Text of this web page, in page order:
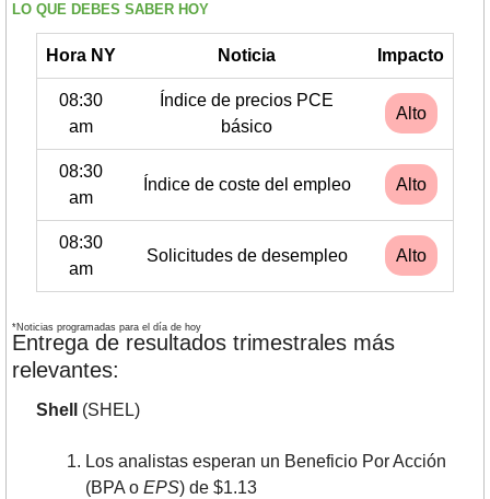
LO QUE DEBES SABER HOY
Hora NY Noticia Impacto
08:30
am
Índice de precios PCE
básico
Alto
08:30
am
Índice de coste del empleo Alto
08:30
am
Solicitudes de desempleo Alto
*Noticias programadas para el día de hoy
Entrega de resultados trimestrales más
relevantes:
Shell (SHEL)
Los analistas esperan un Beneficio Por Acción
(BPA o EPS) de $1.13